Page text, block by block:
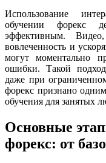
Использование
обучении форекс
эффективным.
вовлеченность и
могут моментально
ошибки. Такой подход
даже при
форекс признано
обучения для занятых
Основные
форекс: от